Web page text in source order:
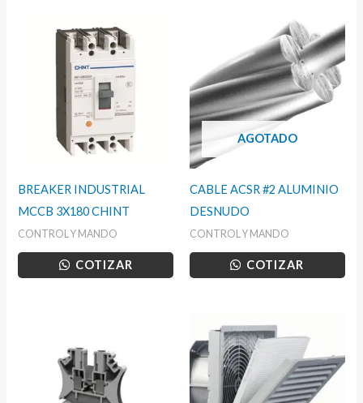
BREAKER INDUSTRIAL
MCCB 3X180 CHINT
CONTROL Y MANDO
COTIZAR
AGOTADO
CABLE ACSR #2 ALUMINIO
DESNUDO
CONTROL Y MANDO
COTIZAR